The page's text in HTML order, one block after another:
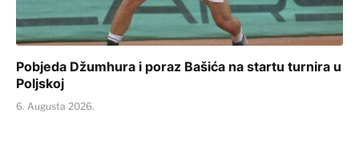
Pobjeda Džumhura i poraz Bašića na startu turnira u
Poljskoj
6. Augusta 2026.